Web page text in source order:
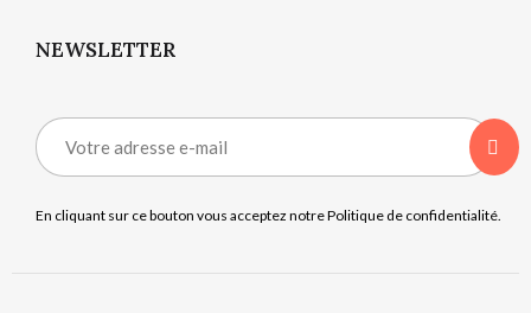
NEWSLETTER
En cliquant sur ce bouton vous acceptez notre Politique de confidentialité.